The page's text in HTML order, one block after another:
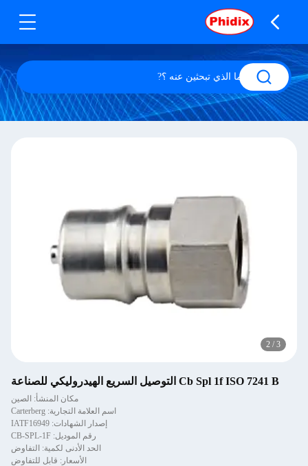
2 / 3
Cb Spl 1f ISO 7241 B التوصيل السريع الهيدروليكي للصناعة
مكان المنشأ: الصين
اسم العلامة التجارية: Carterberg
إصدار الشهادات: IATF16949
رقم الموديل: CB-SPL-1F
الحد الأدنى لكمية: التفاوض
الأسعار: قابل للتفاوض